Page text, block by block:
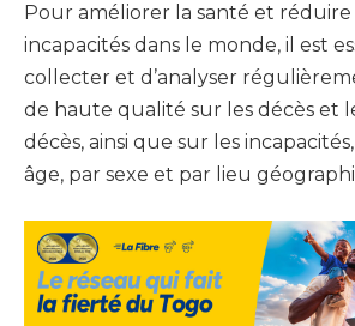
Pour améliorer la santé et réduire
incapacités dans le monde, il est
collecter et d’analyser
de haute qualité sur les décès et
décès, ainsi que sur les
âge, par sexe et par lieu